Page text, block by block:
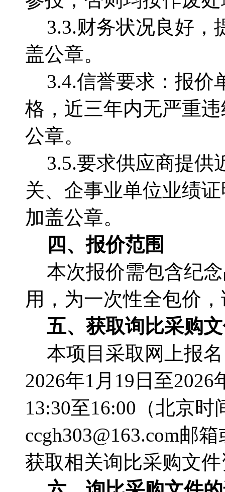
3.3.财务状况良好，
盖公章。
3.4.信誉要求：报价
格，近三年内无严重
公章。
3.5.要求供应商提供
关、企事业单位业绩
加盖公章。
四、报价范围
本次报价需包含纪
用，为一次性全包价
五、 获取询比采购
本项目采取网上报
2026年1月19日至
13:30至16:00 （北京
ccgh303@163.com邮
获取相关询比采购文